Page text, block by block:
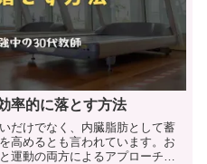
率的に落とす方法
だけでなく、内臓脂肪として蓄
高めるとも言われています。お
運動の両方によるアプローチが